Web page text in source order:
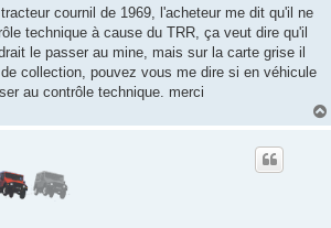
cournil de 1969, l'acheteur me dit qu'il ne
technique à cause du TRR, ça veut dire qu'il
le passer au mine, mais sur la carte grise il
collection, pouvez vous me dire si en véhicule
au contrôle technique. merci